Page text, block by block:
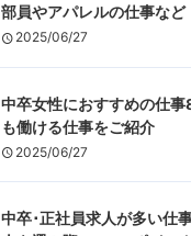
部員やアパレルの仕事など
2025/06/27
中卒女性におすすめの仕
も働ける仕事をご紹介
2025/06/27
中卒･正社員求人が多い仕